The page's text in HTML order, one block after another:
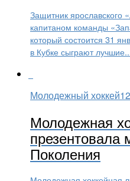
Защитник ярославского
капитаном команды
который состоится 31
в Кубке сыграют
Молодежный хоккей
Молодежная
презентовала
Поколения